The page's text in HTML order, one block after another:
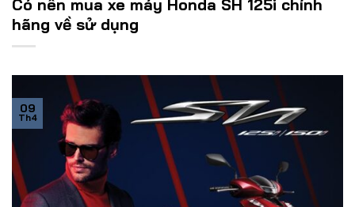
Có nên mua xe máy Honda SH 125i chính
hãng về sử dụng
09
Th4